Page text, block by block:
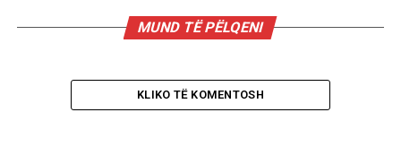
MUND TË PËLQENI
KLIKO TË KOMENTOSH